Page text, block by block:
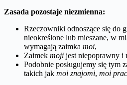
Zasada pozostaje niezmienna:
Rzeczowniki odnoszące się do
nieokreślone lub mieszane, w
wymagają zaimka moi,
Zaimek moji jest niepoprawny i
Podobnie posługujemy się tym
takich jak moi znajomi, moi